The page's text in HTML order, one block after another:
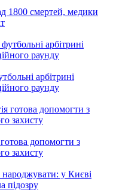
1800 смертей, медики
арбітрині
раунду
допомогти з
захисту